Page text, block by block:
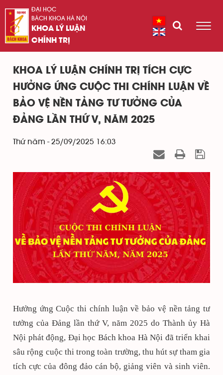
ĐẠI HỌC
BÁCH KHOA HÀ NỘI
KHOA LÝ LUẬN
CHÍNH TRỊ
KHOA LÝ LUẬN CHÍNH TRỊ TÍCH CỰC
HƯỞNG ỨNG CUỘC THI CHÍNH LUẬN VỀ
BẢO VỆ NỀN TẢNG TƯ TƯỞNG CỦA
ĐẢNG LẦN THỨ V, NĂM 2025
Thứ năm - 25/09/2025 16:03
Hưởng ứng Cuộc thi chính luận về bảo vệ nền tảng tư
tưởng của Đảng lần thứ V, năm 2025 do Thành ủy Hà
Nội phát động, Đại học Bách khoa Hà Nội đã triển khai
sâu rộng cuộc thi trong toàn trường, thu hút sự tham gia
tích cực của đông đảo cán bộ, giảng viên và sinh viên.